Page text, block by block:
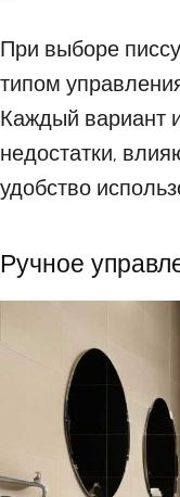
При выборе
типом
Каждый вариант
недостатки,
удобство
Ручное